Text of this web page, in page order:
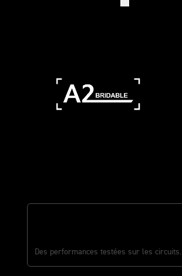
Des performances testées sur les circuits.